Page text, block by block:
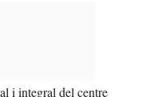
i integral del centre